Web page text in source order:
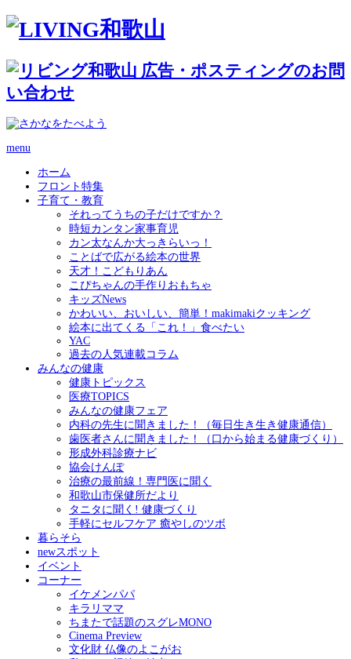
menu
ホーム
フロント特集
子育て・教育
それってうちの子だけですか？
時短カンタン家事育児
カン太なんか大っきらいっ！
ことばで広がる絵本の世界
天才！こどもりあん
こぴちゃんの手作りおもちゃ
キッズNews
かわいい、おいしい、簡単！makimakiクッキング
絵本に出てくる「これ！」食べたい
YAC
過去の人気連載コラム
みんなの健康
健康トピックス
医療TOPICS
みんなの健康フェア
内科の先生に聞きました！（毎日生き生き健康通信）
歯医者さんに聞きました！（口から始まる健康づくり）
形成外科診療ナビ
協会けんぽ
治療の最前線！専門医に聞く
和歌山市保健所だより
タニタに聞く! 健康づくり
手軽にセルフケア 癒やしのツボ
暮らそら
newスポット
イベント
コーナー
イケメンパパ
キラリママ
ちまたで話題のスグレMONO
Cinema Preview
文化財 仏像のよこがお